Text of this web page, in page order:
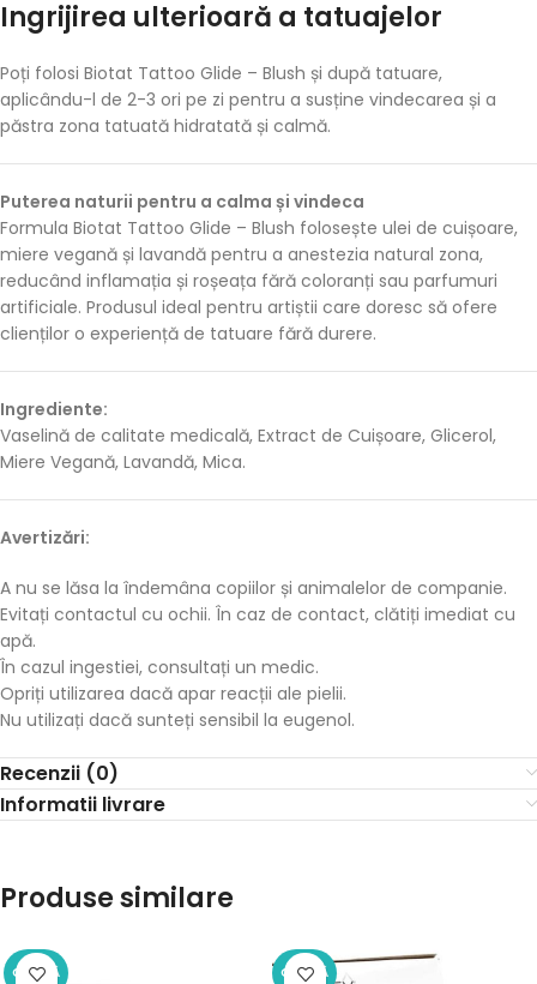
Ingrijirea ulterioară a tatuajelor
Poți folosi Biotat Tattoo Glide – Blush și după tatuare,
aplicându-l de 2-3 ori pe zi pentru a susține vindecarea și a
păstra zona tatuată hidratată și calmă.
Puterea naturii pentru a calma și vindeca
Formula Biotat Tattoo Glide – Blush folosește ulei de cuișoare,
miere vegană și lavandă pentru a anestezia natural zona,
reducând inflamația și roșeața fără coloranți sau parfumuri
artificiale. Produsul ideal pentru artiștii care doresc să ofere
clienților o experiență de tatuare fără durere.
Ingrediente:
Vaselină de calitate medicală, Extract de Cuișoare, Glicerol,
Miere Vegană, Lavandă, Mica.
Avertizări:
A nu se lăsa la îndemâna copiilor și animalelor de companie.
Evitați contactul cu ochii. În caz de contact, clătiți imediat cu
apă.
În cazul ingestiei, consultați un medic.
Opriți utilizarea dacă apar reacții ale pielii.
Nu utilizați dacă sunteți sensibil la eugenol.
Recenzii (0)
Informatii livrare
Produse similare
OFERTĂ OFERTĂ